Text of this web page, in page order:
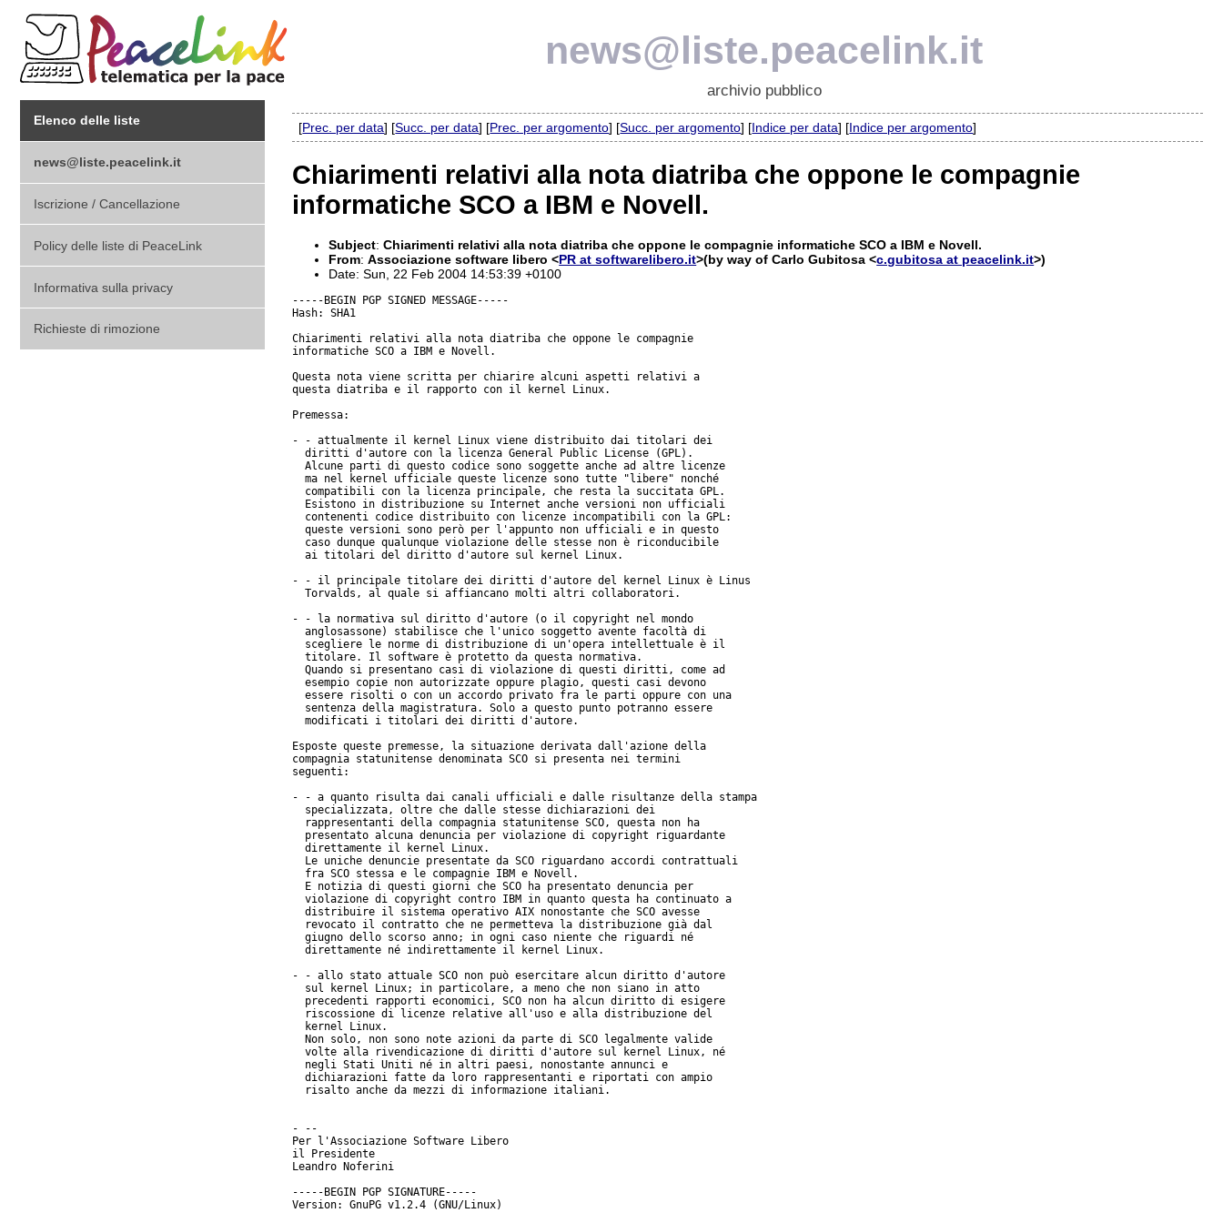
news@liste.peacelink.it
archivio pubblico
Elenco delle liste
news@liste.peacelink.it
Iscrizione / Cancellazione
Policy delle liste di PeaceLink
Informativa sulla privacy
Richieste di rimozione
[Prec. per data] [Succ. per data] [Prec. per argomento] [Succ. per argomento] [Indice per data] [Indice per argomento]
Chiarimenti relativi alla nota diatriba che oppone le compagnie
informatiche SCO a IBM e Novell.
Subject:Chiarimenti relativi alla nota diatriba che oppone le compagnie informatiche SCO a IBM e Novell.
From:Associazione software libero <PR at softwarelibero.it>(by way of Carlo Gubitosa <c.gubitosa at peacelink.it>)
Date: Sun, 22 Feb 2004 14:53:39 +0100
-----BEGIN PGP SIGNED MESSAGE-----
Hash: SHA1
Chiarimenti relativi alla nota diatriba che oppone le compagnie
informatiche SCO a IBM e Novell.
Questa nota viene scritta per chiarire alcuni aspetti relativi a
questa diatriba e il rapporto con il kernel Linux.
Premessa:
- - attualmente il kernel Linux viene distribuito dai titolari dei
  diritti d'autore con la licenza General Public License (GPL).
  Alcune parti di questo codice sono soggette anche ad altre licenze
  ma nel kernel ufficiale queste licenze sono tutte "libere" nonché
  compatibili con la licenza principale, che resta la succitata GPL.
  Esistono in distribuzione su Internet anche versioni non ufficiali
  contenenti codice distribuito con licenze incompatibili con la GPL:
  queste versioni sono però per l'appunto non ufficiali e in questo
  caso dunque qualunque violazione delle stesse non è riconducibile
  ai titolari del diritto d'autore sul kernel Linux.
- - il principale titolare dei diritti d'autore del kernel Linux è Linus
  Torvalds, al quale si affiancano molti altri collaboratori.
- - la normativa sul diritto d'autore (o il copyright nel mondo
  anglosassone) stabilisce che l'unico soggetto avente facoltà di
  scegliere le norme di distribuzione di un'opera intellettuale è il
  titolare. Il software è protetto da questa normativa.
  Quando si presentano casi di violazione di questi diritti, come ad
  esempio copie non autorizzate oppure plagio, questi casi devono
  essere risolti o con un accordo privato fra le parti oppure con una
  sentenza della magistratura. Solo a questo punto potranno essere
  modificati i titolari dei diritti d'autore.
Esposte queste premesse, la situazione derivata dall'azione della
compagnia statunitense denominata SCO si presenta nei termini
seguenti:
- - a quanto risulta dai canali ufficiali e dalle risultanze della stampa
  specializzata, oltre che dalle stesse dichiarazioni dei
  rappresentanti della compagnia statunitense SCO, questa non ha
  presentato alcuna denuncia per violazione di copyright riguardante
  direttamente il kernel Linux.
  Le uniche denuncie presentate da SCO riguardano accordi contrattuali
  fra SCO stessa e le compagnie IBM e Novell.
  E notizia di questi giorni che SCO ha presentato denuncia per
  violazione di copyright contro IBM in quanto questa ha continuato a
  distribuire il sistema operativo AIX nonostante che SCO avesse
  revocato il contratto che ne permetteva la distribuzione già dal
  giugno dello scorso anno; in ogni caso niente che riguardi né
  direttamente né indirettamente il kernel Linux.
- - allo stato attuale SCO non può esercitare alcun diritto d'autore
  sul kernel Linux; in particolare, a meno che non siano in atto
  precedenti rapporti economici, SCO non ha alcun diritto di esigere
  riscossione di licenze relative all'uso e alla distribuzione del
  kernel Linux.
  Non solo, non sono note azioni da parte di SCO legalmente valide
  volte alla rivendicazione di diritti d'autore sul kernel Linux, né
  negli Stati Uniti né in altri paesi, nonostante annunci e
  dichiarazioni fatte da loro rappresentanti e riportati con ampio
  risalto anche da mezzi di informazione italiani.
- --
Per l'Associazione Software Libero
il Presidente
Leandro Noferini
-----BEGIN PGP SIGNATURE-----
Version: GnuPG v1.2.4 (GNU/Linux)